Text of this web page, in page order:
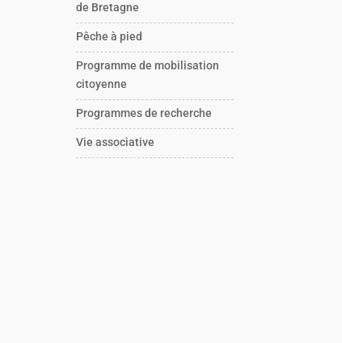
de Bretagne
Pêche à pied
Programme de mobilisation
citoyenne
Programmes de recherche
Vie associative